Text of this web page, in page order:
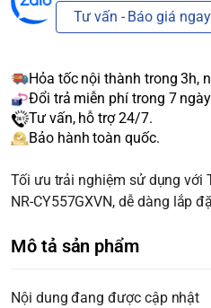
Tư vấn - Báo giá ngay
Hỏa tốc nội thành trong 3h,
Đổi trả miễn phí trong 7
Tư vấn, hỗ trợ 24/7.
Bảo hành toàn quốc.
Tối ưu trải nghiệm sử dụng với
NR-CY557GXVN, dễ dàng lắp
Mô tả sản phẩm
Nội dung đang được cập nhật